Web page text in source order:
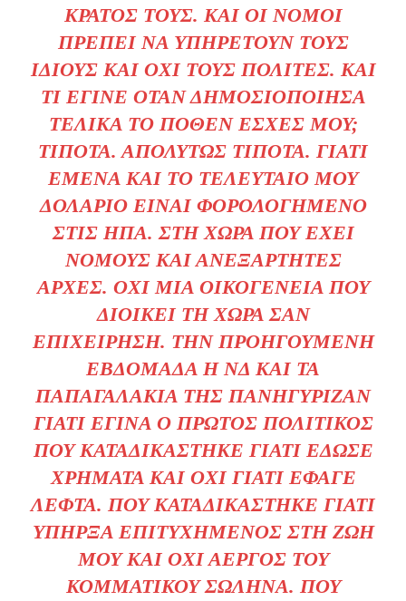
ΚΡΆΤΟΣ ΤΟΥΣ. ΚΑΙ ΟΙ ΝΌΜΟΙ
ΠΡΈΠΕΙ ΝΑ ΥΠΗΡΕΤΟΎΝ ΤΟΥΣ
ΊΔΙΟΥΣ ΚΑΙ ΌΧΙ ΤΟΥΣ ΠΟΛΊΤΕΣ. ΚΑΙ
ΤΙ ΈΓΙΝΕ ΌΤΑΝ ΔΗΜΟΣΙΟΠΟΊΗΣΑ
ΤΕΛΙΚΆ ΤΟ ΠΌΘΕΝ ΈΣΧΕΣ ΜΟΥ;
ΤΊΠΟΤΑ. ΑΠΟΛΎΤΩΣ ΤΊΠΟΤΑ. ΓΙΑΤΊ
ΕΜΈΝΑ ΚΑΙ ΤΟ ΤΕΛΕΥΤΑΊΟ ΜΟΥ
ΔΟΛΆΡΙΟ ΕΊΝΑΙ ΦΟΡΟΛΟΓΗΜΈΝΟ
ΣΤΙΣ ΗΠΑ. ΣΤΗ ΧΏΡΑ ΠΟΥ ΈΧΕΙ
ΝΌΜΟΥΣ ΚΑΙ ΑΝΕΞΆΡΤΗΤΕΣ
ΑΡΧΈΣ. ΌΧΙ ΜΙΑ ΟΙΚΟΓΈΝΕΙΑ ΠΟΥ
ΔΙΟΙΚΕΊ ΤΗ ΧΏΡΑ ΣΑΝ
ΕΠΙΧΕΊΡΗΣΗ. ΤΗΝ ΠΡΟΗΓΟΎΜΕΝΗ
ΕΒΔΟΜΆΔΑ Η ΝΔ ΚΑΙ ΤΑ
ΠΑΠΑΓΑΛΆΚΙΑ ΤΗΣ ΠΑΝΗΓΎΡΙΖΑΝ
ΓΙΑΤΊ ΈΓΙΝΑ Ο ΠΡΏΤΟΣ ΠΟΛΙΤΙΚΌΣ
ΠΟΥ ΚΑΤΑΔΙΚΆΣΤΗΚΕ ΓΙΑΤΊ ΈΔΩΣΕ
ΧΡΉΜΑΤΑ ΚΑΙ ΌΧΙ ΓΙΑΤΊ ΈΦΑΓΕ
ΛΕΦΤΆ. ΠΟΥ ΚΑΤΑΔΙΚΆΣΤΗΚΕ ΓΙΑΤΊ
ΥΠΉΡΞΑ ΕΠΙΤΥΧΗΜΈΝΟΣ ΣΤΗ ΖΩΉ
ΜΟΥ ΚΑΙ ΌΧΙ ΆΕΡΓΟΣ ΤΟΥ
ΚΟΜΜΑΤΙΚΟΎ ΣΩΛΉΝΑ. ΠΟΥ